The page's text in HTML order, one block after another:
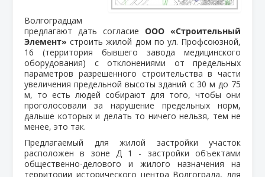
Волгоградцам
предлагают дать согласие ООО «Строительный
Элемент» строить жилой дом по ул. Профсоюзной,
16 (территория бывшего завода медицинского
оборудования) с отклонениями от предельных
параметров разрешенного строительства в части
увеличения предельной высоты зданий с 30 м до 75
м, то есть людей собирают для того, чтобы они
проголосовали за нарушение предельных норм,
дальше которых и делать то ничего нельзя, тем не
менее, это так.
Предлагаемый для жилой застройки участок
расположен в зоне Д 1 - застройки объектами
общественно-делового и жилого назначения на
территории исторического центра Волгограда, для